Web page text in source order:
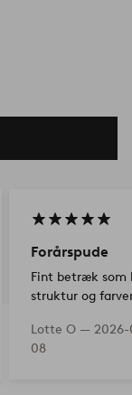
Forårspude
Fint betræk som
struktur og
Lotte O —
08